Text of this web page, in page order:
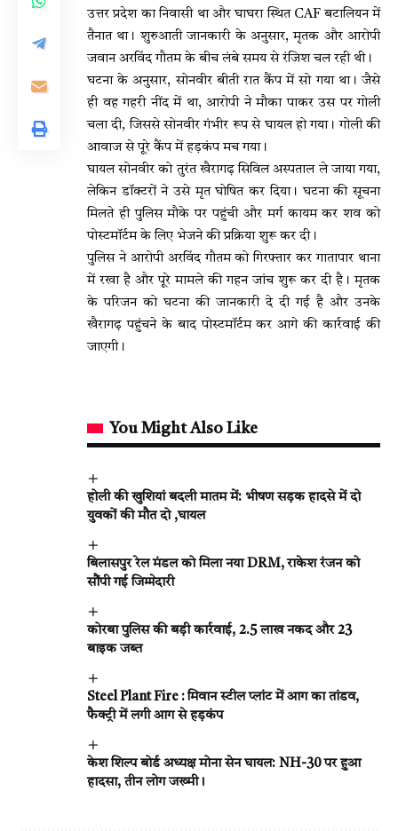
उत्तर प्रदेश का निवासी था और घाघरा स्थित CAF बटालियन में
तैनात था। शुरुआती जानकारी के अनुसार, मृतक और आरोपी
जवान अरविंद गौतम के बीच लंबे समय से रंजिश चल रही थी।
घटना के अनुसार, सोनवीर बीती रात कैंप में सो गया था। जैसे
ही वह गहरी नींद में था, आरोपी ने मौका पाकर उस पर गोली
चला दी, जिससे सोनवीर गंभीर रूप से घायल हो गया। गोली की
आवाज से पूरे कैंप में हड़कंप मच गया।
घायल सोनवीर को तुरंत खैरागढ़ सिविल अस्पताल ले जाया गया,
लेकिन डॉक्टरों ने उसे मृत घोषित कर दिया। घटना की सूचना
मिलते ही पुलिस मौके पर पहुंची और मर्ग कायम कर शव को
पोस्टमॉर्टम के लिए भेजने की प्रक्रिया शुरू कर दी।
पुलिस ने आरोपी अरविंद गौतम को गिरफ्तार कर गातापार थाना
में रखा है और पूरे मामले की गहन जांच शुरू कर दी है। मृतक
के परिजन को घटना की जानकारी दे दी गई है और उनके
खैरागढ़ पहुंचने के बाद पोस्टमॉर्टम कर आगे की कार्रवाई की
जाएगी।
You Might Also Like
होली की खुशियां बदली मातम में: भीषण सड़क हादसे में दो
युवकों की मौत दो ,घायल
बिलासपुर रेल मंडल को मिला नया DRM, राकेश रंजन को
सौंपी गई जिम्मेदारी
कोरबा पुलिस की बड़ी कार्रवाई, 2.5 लाख नकद और 23
बाइक जब्त
Steel Plant Fire : मिवान स्टील प्लांट में आग का तांडव,
फैक्ट्री में लगी आग से हड़कंप
केश शिल्प बोर्ड अध्यक्ष मोना सेन घायल: NH-30 पर हुआ
हादसा, तीन लोग जख्मी।